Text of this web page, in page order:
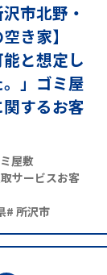
沢市北野・
き家】
能と想定し
」ゴミ屋
するお客
屋敷
サービスお客
# 所沢市